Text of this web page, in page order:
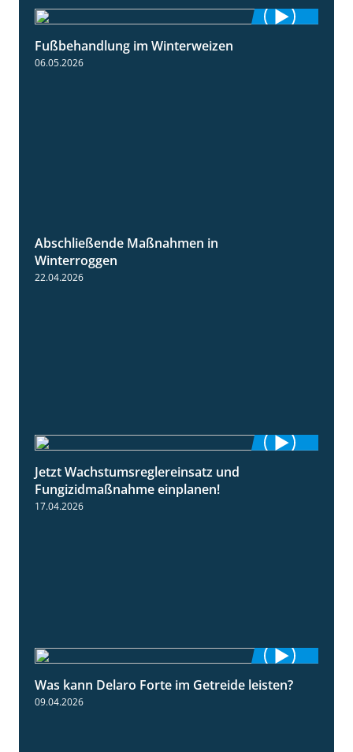
Fußbehandlung im Winterweizen
06.05.2026
Abschließende Maßnahmen in
Winterroggen
22.04.2026
Jetzt Wachstumsreglereinsatz und
Fungizidmaßnahme einplanen!
17.04.2026
2:43
Was kann Delaro Forte im Getreide leisten?
09.04.2026